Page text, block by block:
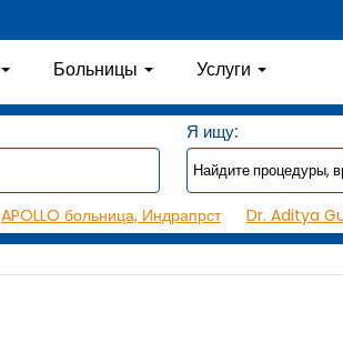
Больницы Услуги
Я ищу:
APOLLO больница, Индрапрст
Dr. Aditya